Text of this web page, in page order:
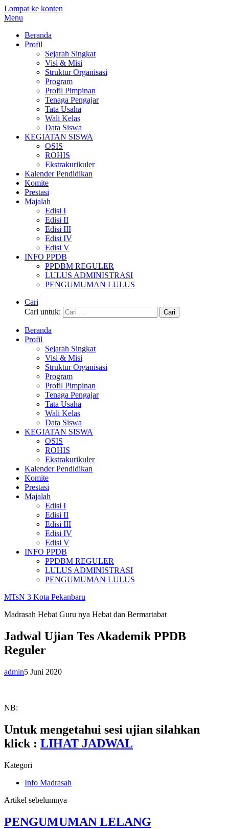
Lompat ke konten
Menu
Beranda
Profil
Sejarah Singkat
Visi & Misi
Struktur Organisasi
Program
Profil Pimpinan
Tenaga Pengajar
Tata Usaha
Wali Kelas
Data Siswa
KEGIATAN SISWA
OSIS
ROHIS
Ekstrakurikuler
Kalender Pendidikan
Komite
Prestasi
Majalah
Edisi I
Edisi II
Edisi III
Edisi IV
Edisi V
INFO PPDB
PPDBM REGULER
LULUS ADMINISTRASI
PENGUMUMAN LULUS
Cari
Cari untuk:
Beranda
Profil
Sejarah Singkat
Visi & Misi
Struktur Organisasi
Program
Profil Pimpinan
Tenaga Pengajar
Tata Usaha
Wali Kelas
Data Siswa
KEGIATAN SISWA
OSIS
ROHIS
Ekstrakurikuler
Kalender Pendidikan
Komite
Prestasi
Majalah
Edisi I
Edisi II
Edisi III
Edisi IV
Edisi V
INFO PPDB
PPDBM REGULER
LULUS ADMINISTRASI
PENGUMUMAN LULUS
MTsN 3 Kota Pekanbaru
Madrasah Hebat Guru nya Hebat dan Bermartabat
Jadwal Ujian Tes Akademik PPDB
Reguler
admin5 Juni 2020
NB:
Untuk mengetahui sesi ujian silahkan
klick : LIHAT JADWAL
Kategori
Info Madrasah
Artikel sebelumnya
PENGUMUMAN LELANG